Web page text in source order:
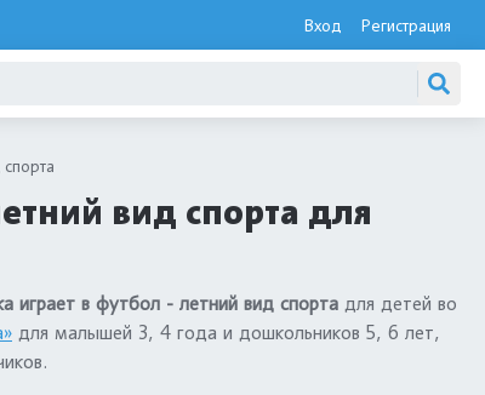
Вход Регистрация
вид спорта для
играет в футбол - летний вид спорта для детей во
для малышей 3, 4 года и дошкольников 5, 6 лет,